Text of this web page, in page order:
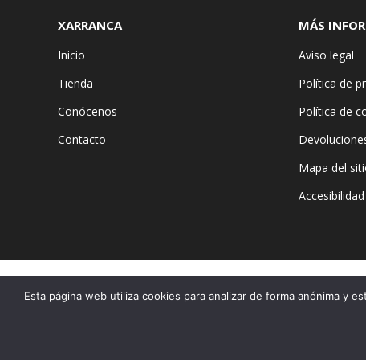
XARRANCA
Inicio
Tienda
Conócenos
Contacto
MÁS
Aviso legal
Política de
Política de
Mapa del
Accesibilidad
Esta página web utiliza cookies para analizar de forma anónima y